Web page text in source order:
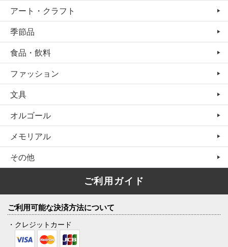
アート・クラフト
季節品
食品・飲料
ファッション
文具
オルゴール
メモリアル
その他
ご利用ガイド
ご利用可能な決済方法について
・クレジットカード